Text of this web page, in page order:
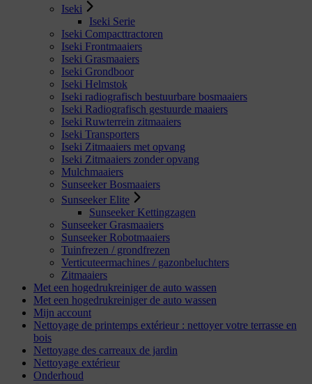
Iseki
Iseki Serie
Iseki Compacttractoren
Iseki Frontmaaiers
Iseki Grasmaaiers
Iseki Grondboor
Iseki Helmstok
Iseki radiografisch bestuurbare bosmaaiers
Iseki Radiografisch gestuurde maaiers
Iseki Ruwterrein zitmaaiers
Iseki Transporters
Iseki Zitmaaiers met opvang
Iseki Zitmaaiers zonder opvang
Mulchmaaiers
Sunseeker Bosmaaiers
Sunseeker Elite
Sunseeker Kettingzagen
Sunseeker Grasmaaiers
Sunseeker Robotmaaiers
Tuinfrezen / grondfrezen
Verticuteermachines / gazonbeluchters
Zitmaaiers
Met een hogedrukreiniger de auto wassen
Met een hogedrukreiniger de auto wassen
Mijn account
Nettoyage de printemps extérieur : nettoyer votre terrasse en
bois
Nettoyage des carreaux de jardin
Nettoyage extérieur
Onderhoud